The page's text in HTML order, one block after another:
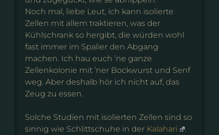
Noch mal, liebe Leut, ich kann isolierte
Zellen mit allem traktieren, was der
Kühlschrank so hergibt, die würden wohl
fast immer im Spalier den Abgang
machen. Ich hau euch ’ne ganze
Zellenkolonie mit ’ner Bockwurst und Senf
weg. Aber deshalb hör ich nicht auf, das
Zeug zu essen.
Solche Studien mit isolierten Zellen sind so
sinnig wie Schlittschuhe in der Kalahari
.